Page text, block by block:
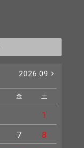
2026.09
金 土
1
7
8